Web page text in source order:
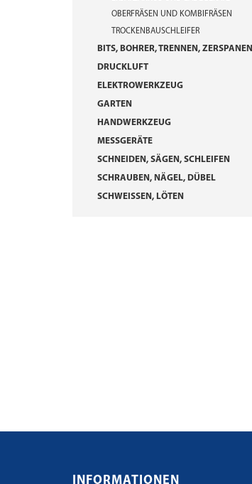
OBERFRÄSEN UND KOMBIFRÄSEN
TROCKENBAUSCHLEIFER
BITS, BOHRER, TRENNEN, ZERSPANEN
DRUCKLUFT
ELEKTROWERKZEUG
GARTEN
HANDWERKZEUG
MESSGERÄTE
SCHNEIDEN, SÄGEN, SCHLEIFEN
SCHRAUBEN, NÄGEL, DÜBEL
SCHWEISSEN, LÖTEN
INFORMATIONEN